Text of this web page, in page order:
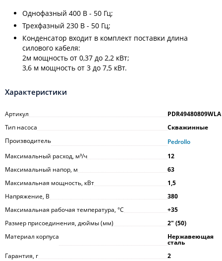
Однофазный 400 В - 50 Гц;
Трехфазный 230 В - 50 Гц;
Конденсатор входит в комплект поставки длина
силового кабеля:
2м мощность от 0,37 до 2,2 кВт;
3,6 м мощность от 3 до 7,5 кВт.
Характеристики
Артикул
PDR49480809WLA
Тип насоса
Скважинные
Производитель
Pedrollo
Максимальный расход, м³/ч
12
Максимальный напор, м
63
Максимальная мощность, кВт
1,5
Напряжение, В
380
Максимальная рабочая температура, °С
+35
Размер присоединения, дюймы (мм)
2ʺ (50)
Материал корпуса
Нержавеющая
сталь
Гарантия, г
2